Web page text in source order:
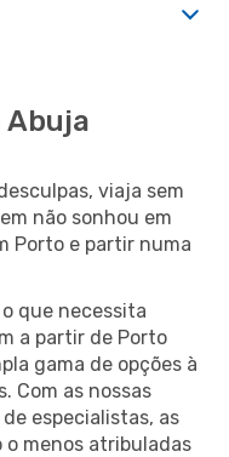
viaja sem
não sonhou em
Porto e partir numa
que necessita
a partir de Porto
gama de opções à
Com as nossas
especialistas, as
o menos atribuladas